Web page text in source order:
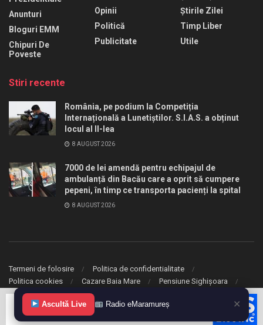
Anunturi
Bloguri EMM
Chipuri De
Poveste
Opinii
Politică
Publicitate
Știrile Zilei
Timp Liber
Utile
Stiri recente
România, pe podium la Competiția
Internațională a Lunetiștilor. S.I.A.S. a obținut
locul al II-lea
8 AUGUST 2026
7000 de lei amendă pentru echipajul de
ambulanță din Bacău care a oprit să cumpere
pepeni, în timp ce transporta pacienți la spital
8 AUGUST 2026
Termeni de folosire
Politica de confidentialitate
Politica cookies
Cazare Baia Mare Pensiune Sighișoara
© 2020 eMaramures. Toate drepturile rezervate.
Ascultă Live Radio eMaramureș ✕